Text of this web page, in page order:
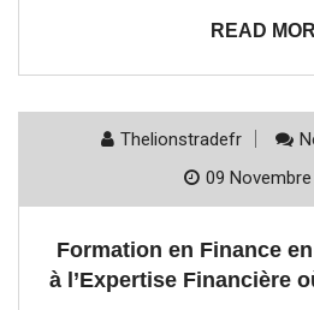
READ
Thelionstradefr
09
Formation en Finance
à l’Expertise Financière